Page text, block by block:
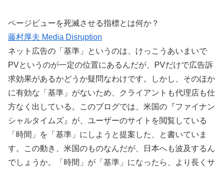
ページビューを死滅させる指標とは何か？
藤村厚夫 Media Disruption
ネット広告の「基準」というのは、けっこうあいまいで
PVというのが一定の位置にあるんだが、PVだけで広告訴
求効果があるかどうか疑問なわけです。しかし、そのほか
に有効な「基準」がないため、クライアントも代理店も仕
方なく出している。このブログでは、米国の『ファイナン
シャルタイムズ』が、ユーザーのサイトを閲覧している
「時間」を「基準」にしようと提案した、と書いていま
す。この動き、米国のものなんだが、日本へも波及するん
でしょうか。「時間」が「基準」になったら、より長くサ